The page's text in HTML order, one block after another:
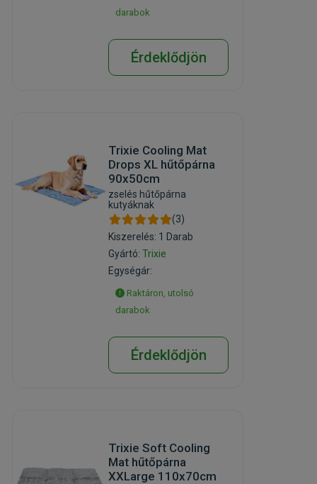
darabok
Érdeklődjön
Trixie Cooling Mat
Drops XL hűtőpárna
90x50cm
zselés hűtőpárna
kutyáknak
(3)
Kiszerelés: 1 Darab
Gyártó:Trixie
Egységár:
Raktáron, utolsó
darabok
Érdeklődjön
Trixie Soft Cooling
Mat hűtőpárna
XXLarge 110x70cm